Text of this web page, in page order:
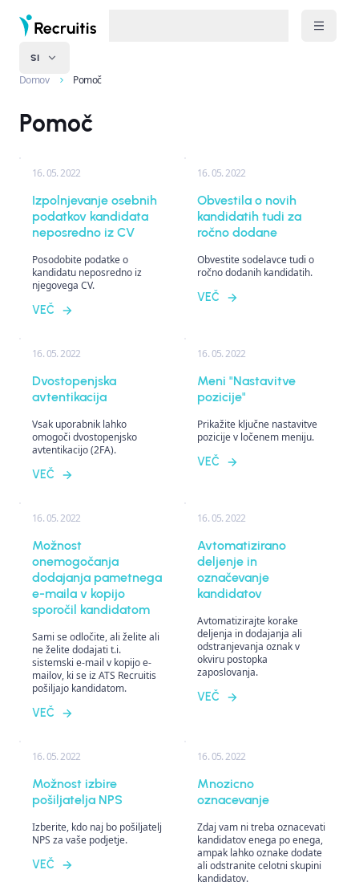
SI
Domov Pomoč
Pomoč
16. 05. 2022
Izpolnjevanje osebnih
podatkov kandidata
neposredno iz CV
Posodobite podatke o
kandidatu neposredno iz
njegovega CV.
VEČ
16. 05. 2022
Obvestila o novih
kandidatih tudi za
ročno dodane
Obvestite sodelavce tudi o
ročno dodanih kandidatih.
VEČ
16. 05. 2022
Dvostopenjska
avtentikacija
Vsak uporabnik lahko
omogoči dvostopenjsko
avtentikacijo (2FA).
VEČ
16. 05. 2022
Meni "Nastavitve
pozicije"
Prikažite ključne nastavitve
pozicije v ločenem meniju.
VEČ
16. 05. 2022
Možnost
onemogočanja
dodajanja pametnega
e-maila v kopijo
sporočil kandidatom
Sami se odločite, ali želite ali
ne želite dodajati t.i.
sistemski e-mail v kopijo e-
mailov, ki se iz ATS Recruitis
pošiljajo kandidatom.
VEČ
16. 05. 2022
Avtomatizirano
deljenje in
označevanje
kandidatov
Avtomatizirajte korake
deljenja in dodajanja ali
odstranjevanja oznak v
okviru postopka
zaposlovanja.
VEČ
16. 05. 2022
Možnost izbire
pošiljatelja NPS
Izberite, kdo naj bo pošiljatelj
NPS za vaše podjetje.
VEČ
16. 05. 2022
Mnozicno
oznacevanje
Zdaj vam ni treba oznacevati
kandidatov enega po enega,
ampak lahko oznake dodate
ali odstranite celotni skupini
kandidatov.